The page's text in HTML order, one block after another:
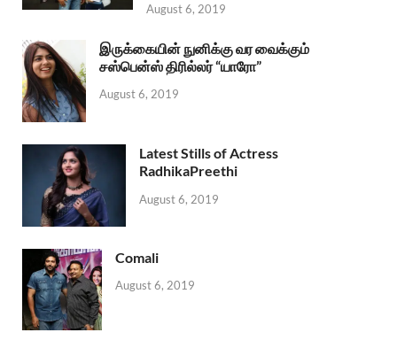
August 6, 2019
இருக்கையின் நுனிக்கு வர வைக்கும்
சஸ்பென்ஸ் திரில்லர் “யாரோ”
August 6, 2019
Latest Stills of Actress
RadhikaPreethi
August 6, 2019
Comali
August 6, 2019